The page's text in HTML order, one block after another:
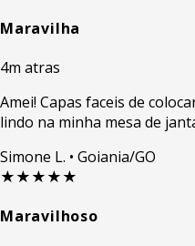
Maravilha
4m atras
Amei! Capas faceis de
lindo na minha mesa de
Simone L. • Goiania/GO
★★★★★
Maravilhoso